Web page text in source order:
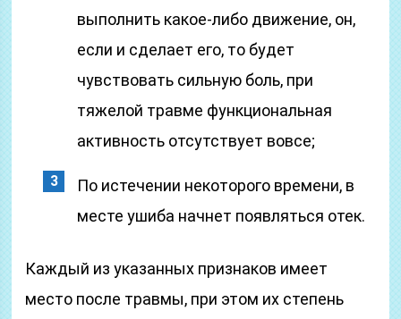
выполнить какое-либо движение, он,
если и сделает его, то будет
чувствовать сильную боль, при
тяжелой травме функциональная
активность отсутствует вовсе;
По истечении некоторого времени, в
месте ушиба начнет появляться отек.
Каждый из указанных признаков имеет
место после травмы, при этом их степень